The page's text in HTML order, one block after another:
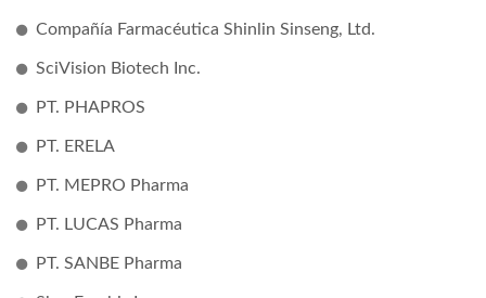
Compañía Farmacéutica Shinlin Sinseng, Ltd.
SciVision Biotech Inc.
PT. PHAPROS
PT. ERELA
PT. MEPRO Pharma
PT. LUCAS Pharma
PT. SANBE Pharma